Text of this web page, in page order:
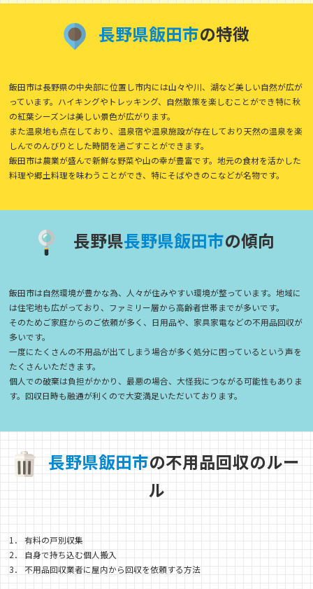
長野県飯田市の特徴
飯田市は長野県の中央部に位置し市内には山々や川、湖など美しい自然が広が
っています。ハイキングやトレッキング、自然散策を楽しむことができ特に秋
の紅葉シーズンは美しい景色が広がります。
また温泉地も点在しており、温泉宿や温泉施設が存在しており天然の温泉を楽
しんでのんびりとした時間を過ごすことができます。
飯田市は農業が盛んで新鮮な野菜や山の幸が豊富です。地元の食材を活かした
料理や郷土料理を味わうことができ、特にそばやきのこなどが名物です。
長野県長野県飯田市の傾向
飯田市は自然環境が豊かな為、人々が住みやすい環境が整っています。地域に
は住宅地も広がっており、ファミリー層から高齢者世帯までが多いです。
そのためご家庭からのご依頼が多く、日用品や、家具家電などの不用品回収が
多いです。
一度にたくさんの不用品が出てしまう場合が多く処分に困っているという声を
たくさんいただきます。
個人での破棄は負担がかかり、最悪の場合、大怪我につながる可能性もありま
す。回収日時も融通が利くので大変満足いただいております。
長野県飯田市の不用品回収のルー
ル
1． 有料の戸別収集
2． 自身で持ち込む個人搬入
3． 不用品回収業者に屋内から回収を依頼する方法